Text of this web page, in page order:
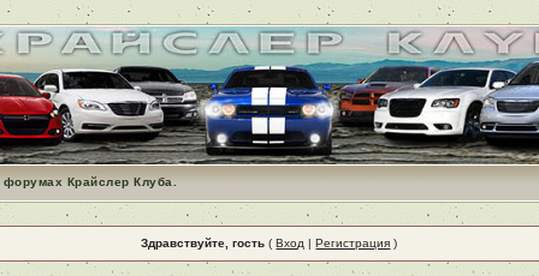
Крайслер Клуба.
Здравствуйте, гость (Вход |Регистрация )